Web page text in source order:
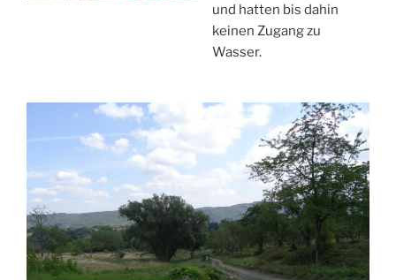
und hatten bis dahin
keinen Zugang zu
Wasser.